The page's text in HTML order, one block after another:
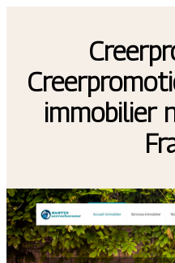
immobilier